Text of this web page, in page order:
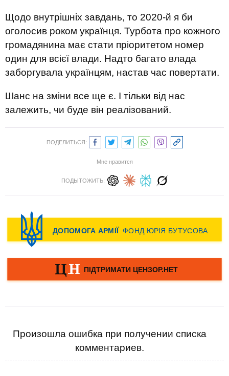
Щодо внутрішніх завдань, то 2020-й я би
оголосив роком українця. Турбота про кожного
громадянина має стати пріоритетом номер
один для всієї влади. Надто багато влада
заборгувала українцям, настав час повертати.
Шанс на зміни все ще є. І тільки від нас
залежить, чи буде він реалізований.
ПОДЕЛИТЬСЯ:
Мне нравится
ПОДЫТОЖИТЬ:
Произошла ошибка при получении списка
комментариев.